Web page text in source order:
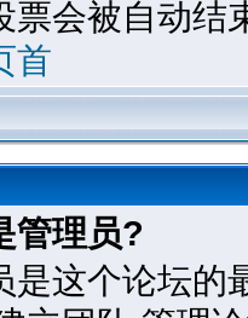
票会被自动结
首
管理员?
是这个论坛的